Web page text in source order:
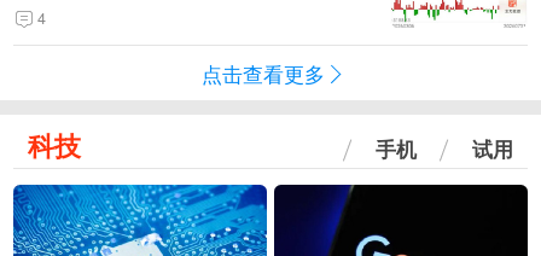
4
点击查看更多
科技 手机 试用